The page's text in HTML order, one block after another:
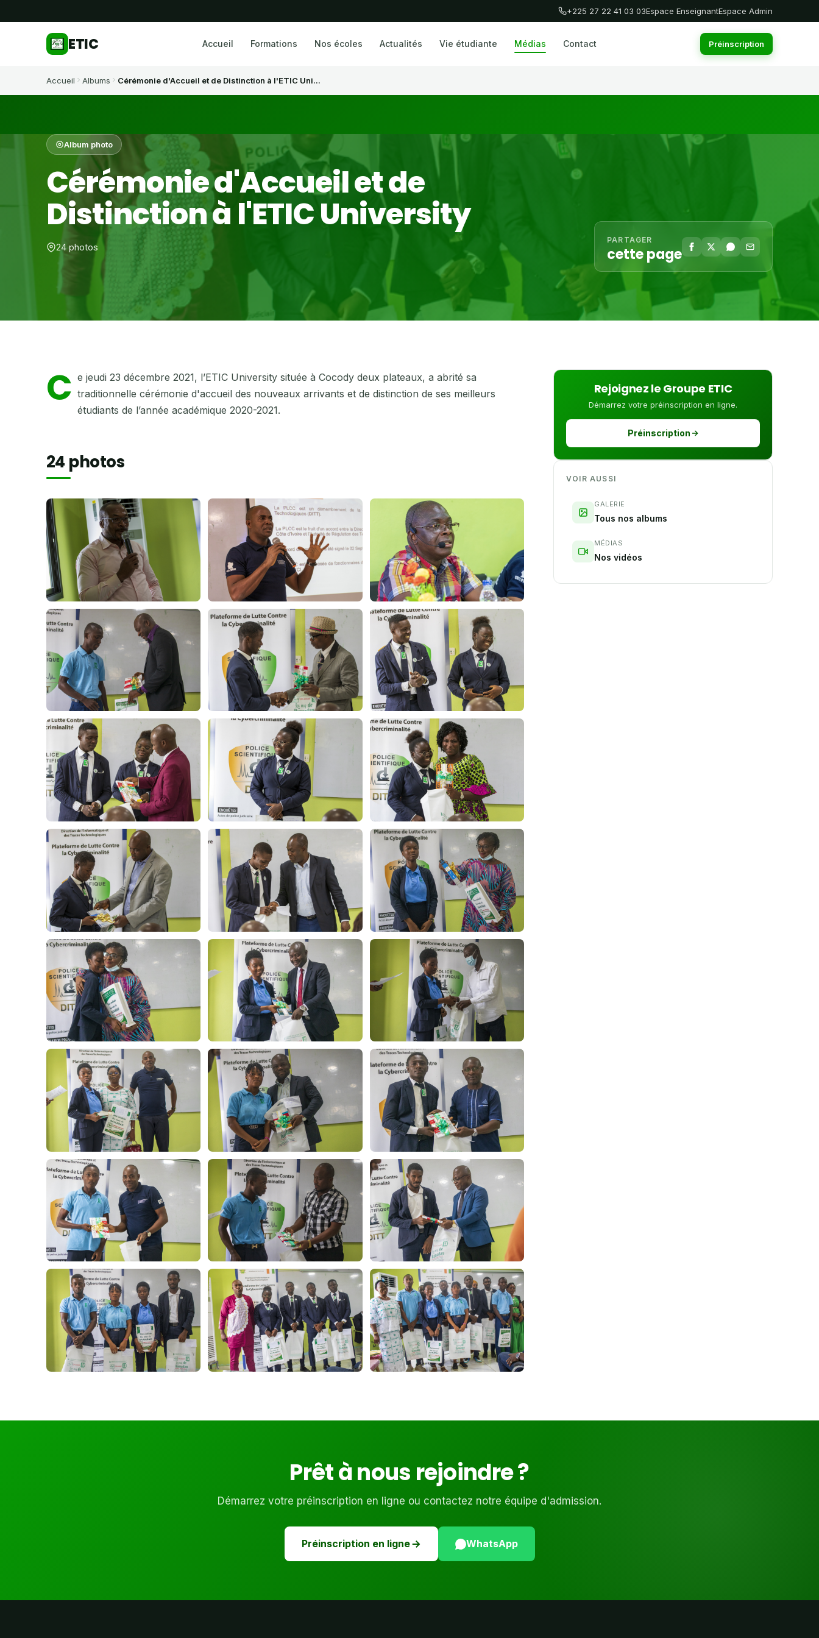
+225 27 22 41 03 03Espace EnseignantEspace Admin
ETIC Accueil Formations Nos écoles Actualités Vie étudiante Médias Contact Préinscription
Accueil Albums Cérémonie d'Accueil et de Distinction à l'ETIC Uni...
Album photo
Cérémonie d'Accueil et de
Distinction à l'ETIC University
24 photos
PARTAGER
cette page
C e jeudi 23 décembre 2021, l’ETIC University située à Cocody deux plateaux, a abrité sa
traditionnelle cérémonie d'accueil des nouveaux arrivants et de distinction de ses meilleurs
étudiants de l’année académique 2020-2021.
24 photos
Rejoignez le Groupe ETIC
Démarrez votre préinscription en ligne.
Préinscription
VOIR AUSSI
GALERIE
Tous nos albums
MÉDIAS
Nos vidéos
Prêt à nous rejoindre ?
Démarrez votre préinscription en ligne ou contactez notre équipe d'admission.
Préinscription en ligne WhatsApp